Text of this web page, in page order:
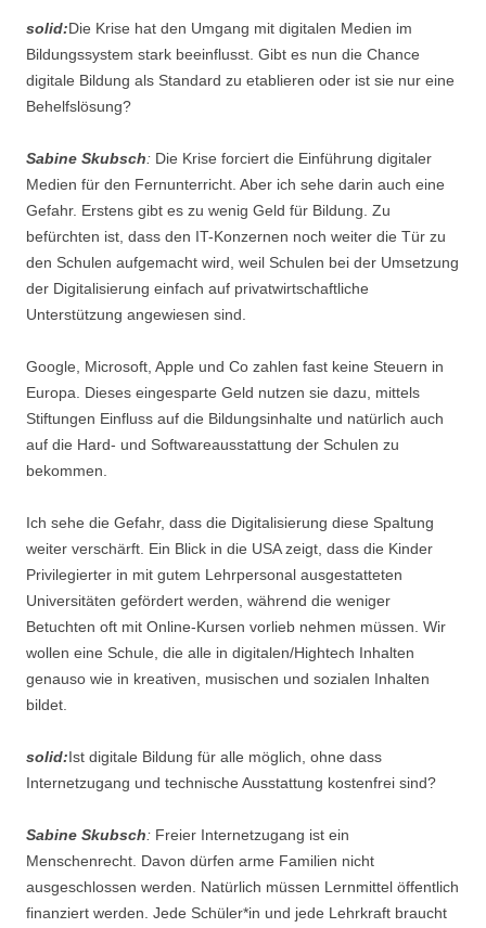
solid:Die Krise hat den Umgang mit digitalen Medien im
Bildungssystem stark beeinflusst. Gibt es nun die Chance
digitale Bildung als Standard zu etablieren oder ist sie nur eine
Behelfslösung?
Sabine Skubsch: Die Krise forciert die Einführung digitaler
Medien für den Fernunterricht. Aber ich sehe darin auch eine
Gefahr. Erstens gibt es zu wenig Geld für Bildung. Zu
befürchten ist, dass den IT-Konzernen noch weiter die Tür zu
den Schulen aufgemacht wird, weil Schulen bei der Umsetzung
der Digitalisierung einfach auf privatwirtschaftliche
Unterstützung angewiesen sind.
Google, Microsoft, Apple und Co zahlen fast keine Steuern in
Europa. Dieses eingesparte Geld nutzen sie dazu, mittels
Stiftungen Einfluss auf die Bildungsinhalte und natürlich auch
auf die Hard- und Softwareausstattung der Schulen zu
bekommen.
Ich sehe die Gefahr, dass die Digitalisierung diese Spaltung
weiter verschärft. Ein Blick in die USA zeigt, dass die Kinder
Privilegierter in mit gutem Lehrpersonal ausgestatteten
Universitäten gefördert werden, während die weniger
Betuchten oft mit Online-Kursen vorlieb nehmen müssen. Wir
wollen eine Schule, die alle in digitalen/Hightech Inhalten
genauso wie in kreativen, musischen und sozialen Inhalten
bildet.
solid:Ist digitale Bildung für alle möglich, ohne dass
Internetzugang und technische Ausstattung kostenfrei sind?
Sabine Skubsch: Freier Internetzugang ist ein
Menschenrecht. Davon dürfen arme Familien nicht
ausgeschlossen werden. Natürlich müssen Lernmittel öffentlich
finanziert werden. Jede Schüler*in und jede Lehrkraft braucht